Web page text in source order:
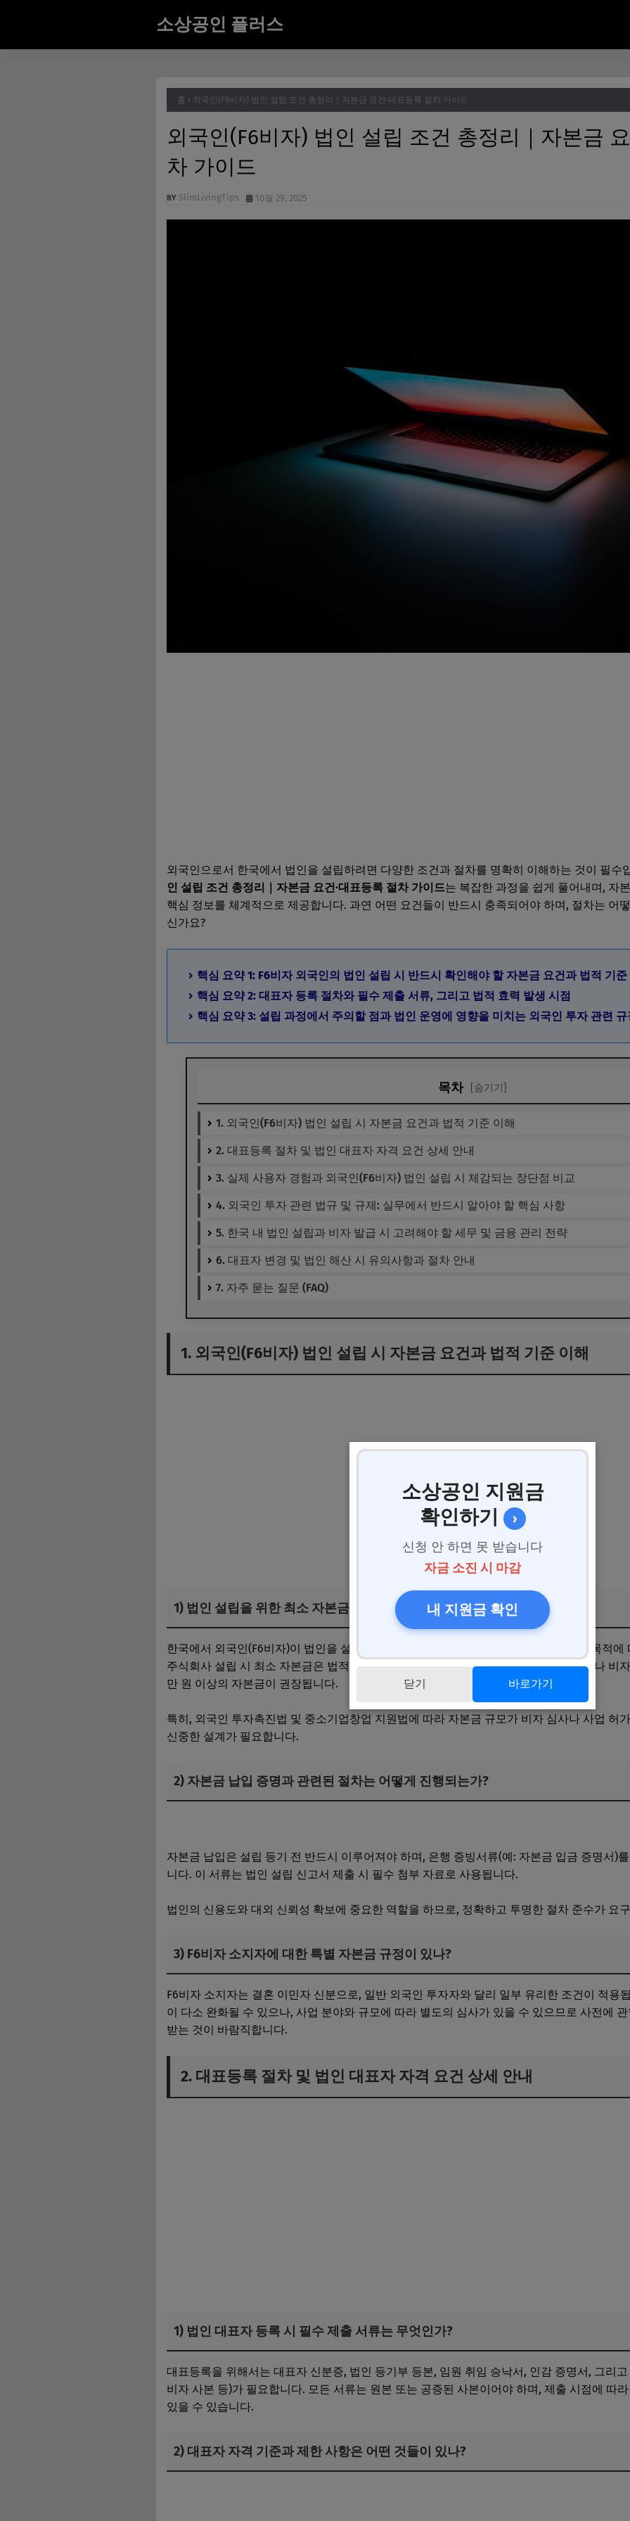
소상공인 플러스
홈 외국인(F6비자) 법인 설립 조건 총정리｜자본금 요건·대표등록 절차 가이드
외국인(F6비자) 법인 설립 조건 총정리｜자본금
차 가이드
SlimLivingTips 10월 29, 2025
외국인으로서 한국에서 법인을 설립하려면 다양한 조건과 절차를 명확히 이해하는 것이 필수
인 설립 조건 총정리｜자본금 요건·대표등록 절차 가이드는 복잡한 과정을 쉽게 풀어내며, 자
핵심 정보를 체계적으로 제공합니다. 과연 어떤 요건들이 반드시 충족되어야 하며, 절차는 어
신가요?
핵심 요약 1: F6비자 외국인의 법인 설립 시 반드시 확인해야 할 자본금 요건과 법적 기준
핵심 요약 2: 대표자 등록 절차와 필수 제출 서류, 그리고 법적 효력 발생 시점
핵심 요약 3: 설립 과정에서 주의할 점과 법인 운영에 영향을 미치는 외국인 투자 관련 규
목차 [숨기기]
1. 외국인(F6비자) 법인 설립 시 자본금 요건과 법적 기준 이해
2. 대표등록 절차 및 법인 대표자 자격 요건 상세 안내
3. 실제 사용자 경험과 외국인(F6비자) 법인 설립 시 체감되는 장단점 비교
4. 외국인 투자 관련 법규 및 규제: 실무에서 반드시 알아야 할 핵심 사항
5. 한국 내 법인 설립과 비자 발급 시 고려해야 할 세무 및 금융 관리 전략
6. 대표자 변경 및 법인 해산 시 유의사항과 절차 안내
7. 자주 묻는 질문 (FAQ)
1. 외국인(F6비자) 법인 설립 시 자본금 요건과 법적 기준 이해
1) 법인 설립을 위한 최소 자본금 기준은 무엇인가?
한국에서 외국인(F6비자)이 법인을 설립할 때, 최소 자본금 요건은 법인의 종류와 사업 목적
주식회사 설립 시 최소 자본금은 법적으로 명확히 정해져 있지 않으나, 투자유치 목적이나 비
만 원 이상의 자본금이 권장됩니다.
특히, 외국인 투자촉진법 및 중소기업창업 지원법에 따라 자본금 규모가 비자 심사나 사업 허
신중한 설계가 필요합니다.
2) 자본금 납입 증명과 관련된 절차는 어떻게 진행되는가?
자본금 납입은 설립 등기 전 반드시 이루어져야 하며, 은행 증빙서류(예: 자본금 입금 증명서)
니다. 이 서류는 법인 설립 신고서 제출 시 필수 첨부 자료로 사용됩니다.
법인의 신용도와 대외 신뢰성 확보에 중요한 역할을 하므로, 정확하고 투명한 절차 준수가 요
3) F6비자 소지자에 대한 특별 자본금 규정이 있나?
F6비자 소지자는 결혼 이민자 신분으로, 일반 외국인 투자자와 달리 일부 유리한 조건이 적용
이 다소 완화될 수 있으나, 사업 분야와 규모에 따라 별도의 심사가 있을 수 있으므로 사전에
받는 것이 바람직합니다.
2. 대표등록 절차 및 법인 대표자 자격 요건 상세 안내
1) 법인 대표자 등록 시 필수 제출 서류는 무엇인가?
대표등록을 위해서는 대표자 신분증, 법인 등기부 등본, 임원 취임 승낙서, 인감 증명서, 그리
비자 사본 등)가 필요합니다. 모든 서류는 원본 또는 공증된 사본이어야 하며, 제출 시점에 따
있을 수 있습니다.
2) 대표자 자격 기준과 제한 사항은 어떤 것들이 있나?
소상공인 지원금
확인하기
›
신청 안 하면 못 받습니다
자금 소진 시 마감
내 지원금 확인
닫기 바로가기